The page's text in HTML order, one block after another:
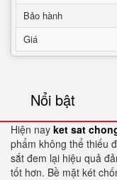
Bảo hành
Giá
Nổi bật
Hiện nay ket sat
phẩm không thể thiếu
sắt đem lại hiệu quả
tốt hơn. Bề mặt két